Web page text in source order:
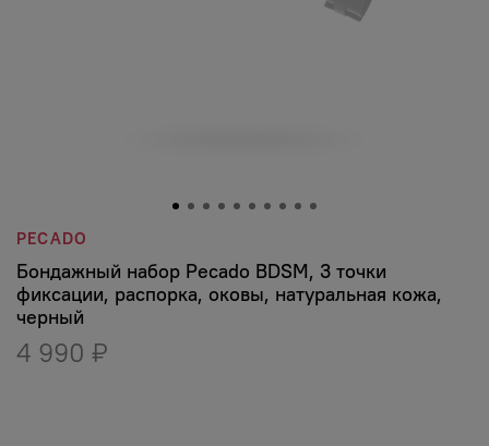
PECADO
Бондажный набор Pecado BDSM, 3 точки
фиксации, распорка, оковы, натуральная кожа,
черный
4 990 ₽